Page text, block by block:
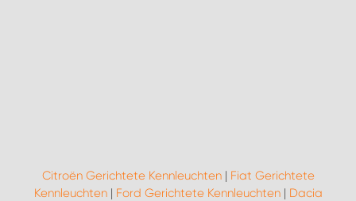
Citroën Gerichtete Kennleuchten| Fiat Gerichtete
Kennleuchten| Ford Gerichtete Kennleuchten| Dacia